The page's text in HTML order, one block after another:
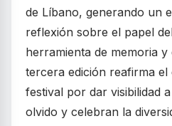
de Líbano, generando un
reflexión sobre el papel
herramienta de memoria
tercera edición reafirma
festival por dar visibilidad
olvido y celebran la